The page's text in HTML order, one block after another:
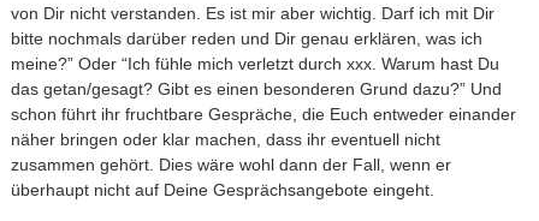
von Dir nicht verstanden. Es ist mir aber wichtig. Darf ich mit Dir
bitte nochmals darüber reden und Dir genau erklären, was ich
meine?” Oder “Ich fühle mich verletzt durch xxx. Warum hast Du
das getan/gesagt? Gibt es einen besonderen Grund dazu?” Und
schon führt ihr fruchtbare Gespräche, die Euch entweder einander
näher bringen oder klar machen, dass ihr eventuell nicht
zusammen gehört. Dies wäre wohl dann der Fall, wenn er
überhaupt nicht auf Deine Gesprächsangebote eingeht.